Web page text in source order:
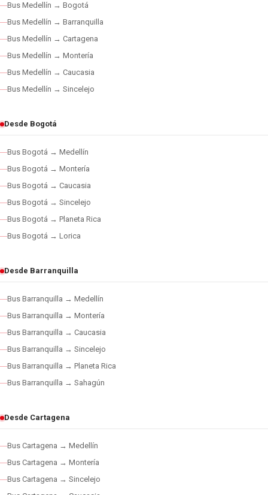
Bus Medellín → Bogotá
Bus Medellín → Barranquilla
Bus Medellín → Cartagena
Bus Medellín → Montería
Bus Medellín → Caucasia
Bus Medellín → Sincelejo
Desde Bogotá
Bus Bogotá → Medellín
Bus Bogotá → Montería
Bus Bogotá → Caucasia
Bus Bogotá → Sincelejo
Bus Bogotá → Planeta Rica
Bus Bogotá → Lorica
Desde Barranquilla
Bus Barranquilla → Medellín
Bus Barranquilla → Montería
Bus Barranquilla → Caucasia
Bus Barranquilla → Sincelejo
Bus Barranquilla → Planeta Rica
Bus Barranquilla → Sahagún
Desde Cartagena
Bus Cartagena → Medellín
Bus Cartagena → Montería
Bus Cartagena → Sincelejo